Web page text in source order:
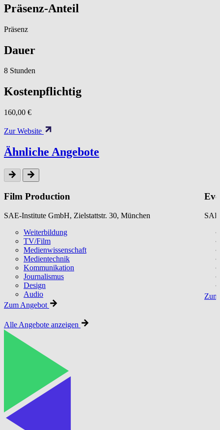
Präsenz-Anteil
Präsenz
Dauer
8 Stunden
Kostenpflichtig
160,00 €
Zur Website
Ähnliche Angebote
Film Production
SAE-Institute GmbH, Zielstattstr. 30, München
Weiterbildung
TV/Film
Medienwissenschaft
Medientechnik
Kommunikation
Journalismus
Design
Audio
Zum Angebot
Alle Angebote anzeigen